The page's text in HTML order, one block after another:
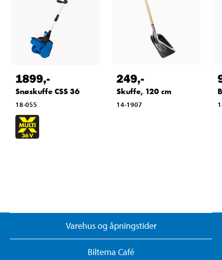
1899,-
Snøskuffe CSS 36
18-055
249,-
Skuffe, 120 cm
14-1907
Varehus og åpningstider
Biltema Café